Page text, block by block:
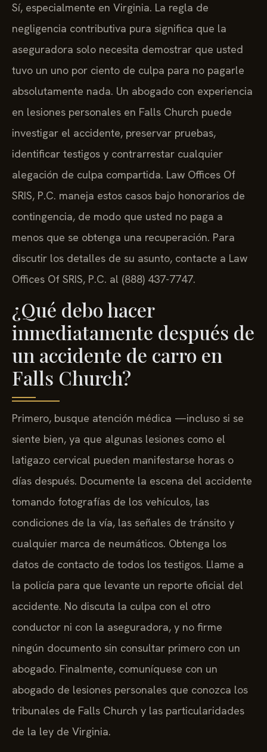
Sí, especialmente en Virginia. La regla de
negligencia contributiva pura significa que la
aseguradora solo necesita demostrar que usted
tuvo un uno por ciento de culpa para no pagarle
absolutamente nada. Un abogado con experiencia
en lesiones personales en Falls Church puede
investigar el accidente, preservar pruebas,
identificar testigos y contrarrestar cualquier
alegación de culpa compartida. Law Offices Of
SRIS, P.C. maneja estos casos bajo honorarios de
contingencia, de modo que usted no paga a
menos que se obtenga una recuperación. Para
discutir los detalles de su asunto, contacte a Law
Offices Of SRIS, P.C. al (888) 437-7747.
¿Qué debo hacer
inmediatamente después de
un accidente de carro en
Falls Church?
Primero, busque atención médica —incluso si se
siente bien, ya que algunas lesiones como el
latigazo cervical pueden manifestarse horas o
días después. Documente la escena del accidente
tomando fotografías de los vehículos, las
condiciones de la vía, las señales de tránsito y
cualquier marca de neumáticos. Obtenga los
datos de contacto de todos los testigos. Llame a
la policía para que levante un reporte oficial del
accidente. No discuta la culpa con el otro
conductor ni con la aseguradora, y no firme
ningún documento sin consultar primero con un
abogado. Finalmente, comuníquese con un
abogado de lesiones personales que conozca los
tribunales de Falls Church y las particularidades
de la ley de Virginia.